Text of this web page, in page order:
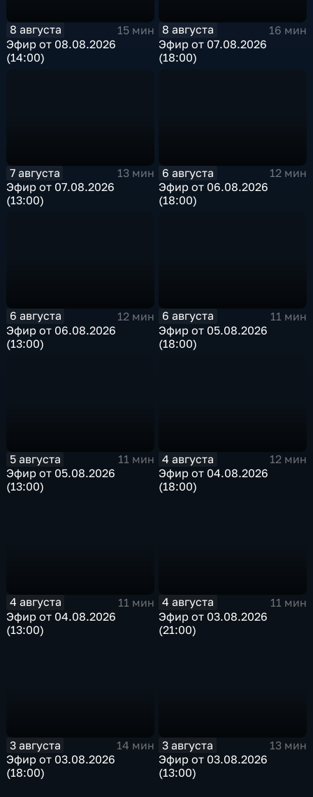
8 августа
15 мин
Эфир от 08.08.2026
(14:00)
8 августа
16 мин
Эфир от 07.08.2026
(18:00)
7 августа
13 мин
Эфир от 07.08.2026
(13:00)
6 августа
12 мин
Эфир от 06.08.2026
(18:00)
6 августа
12 мин
Эфир от 06.08.2026
(13:00)
6 августа
11 мин
Эфир от 05.08.2026
(18:00)
5 августа
11 мин
Эфир от 05.08.2026
(13:00)
4 августа
12 мин
Эфир от 04.08.2026
(18:00)
4 августа
11 мин
Эфир от 04.08.2026
(13:00)
4 августа
11 мин
Эфир от 03.08.2026
(21:00)
3 августа
14 мин
Эфир от 03.08.2026
(18:00)
3 августа
13 мин
Эфир от 03.08.2026
(13:00)